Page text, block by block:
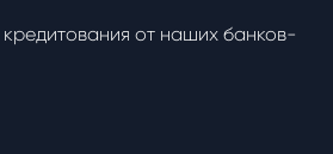
от наших банков-